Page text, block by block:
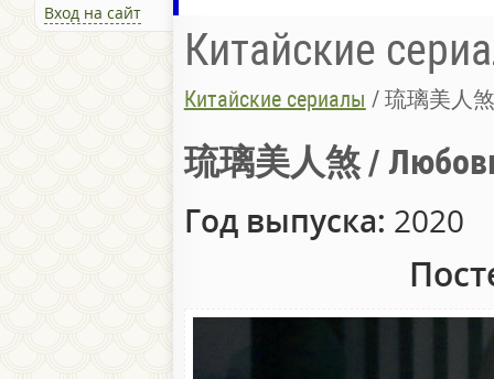
Вход на сайт
Китайские
Китайские сериалы / 琉璃美人
琉璃美人煞 /
Год выпуска: 2020